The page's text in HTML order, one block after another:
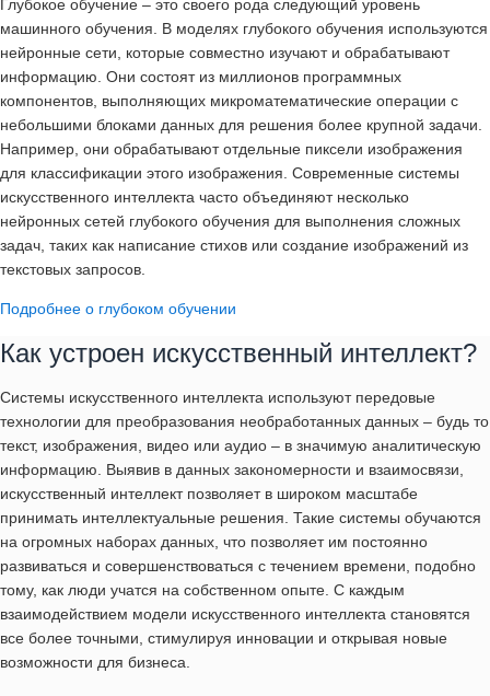
Глубокое обучение – это своего рода следующий уровень
машинного обучения. В моделях глубокого обучения используются
нейронные сети, которые совместно изучают и обрабатывают
информацию. Они состоят из миллионов программных
компонентов, выполняющих микроматематические операции с
небольшими блоками данных для решения более крупной задачи.
Например, они обрабатывают отдельные пиксели изображения
для классификации этого изображения. Современные системы
искусственного интеллекта часто объединяют несколько
нейронных сетей глубокого обучения для выполнения сложных
задач, таких как написание стихов или создание изображений из
текстовых запросов.
Подробнее о глубоком обучении
Как устроен искусственный интеллект?
Системы искусственного интеллекта используют передовые
технологии для преобразования необработанных данных – будь то
текст, изображения, видео или аудио – в значимую аналитическую
информацию. Выявив в данных закономерности и взаимосвязи,
искусственный интеллект позволяет в широком масштабе
принимать интеллектуальные решения. Такие системы обучаются
на огромных наборах данных, что позволяет им постоянно
развиваться и совершенствоваться с течением времени, подобно
тому, как люди учатся на собственном опыте. С каждым
взаимодействием модели искусственного интеллекта становятся
все более точными, стимулируя инновации и открывая новые
возможности для бизнеса.